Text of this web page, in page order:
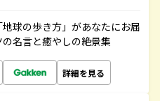
球の歩き方」があなたにお届
名言と癒やしの絶景集
詳細を見る